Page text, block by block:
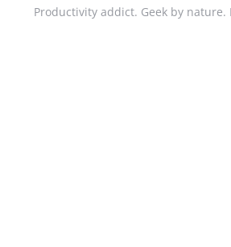
Productivity addict. Geek by nature.